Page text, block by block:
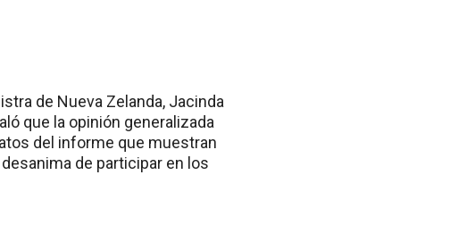
de Nueva Zelanda, Jacinda
que la opinión generalizada
del informe que muestran
de participar en los